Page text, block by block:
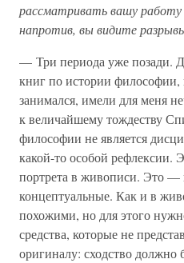
рассматривать вашу работу
напротив, вы видите
— Три периода уже позади.
книг по истории
занимался, имели для меня
к величайшему тождеству
философии не является
какой-то особой рефлексии.
портрета в живописи. Это —
концептуальные. Как и в
похожими, но для этого
средства, которые не
оригиналу: сходство должно